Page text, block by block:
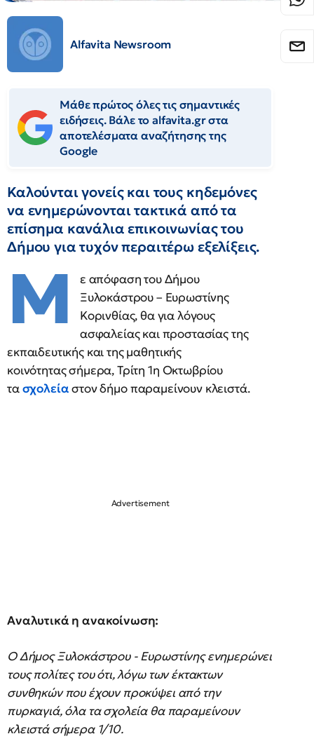
Alfavita Newsroom
Μάθε πρώτος όλες τις σημαντικές
ειδήσεις. Βάλε το alfavita.gr στα
αποτελέσματα αναζήτησης της
Google
Καλούνται γονείς και τους κηδεμόνες
να ενημερώνονται τακτικά από τα
επίσημα κανάλια επικοινωνίας του
Δήμου για τυχόν περαιτέρω εξελίξεις.
M
ε απόφαση του Δήμου
Ξυλοκάστρου – Ευρωστίνης
Κορινθίας, θα για λόγους
ασφαλείας και προστασίας της
εκπαιδευτικής και της μαθητικής
κοινότητας σήμερα, Τρίτη 1η Οκτωβρίου
τασχολείαστον δήμο παραμείνουν κλειστά.
Αναλυτικά η ανακοίνωση:
Ο Δήμος Ξυλοκάστρου - Ευρωστίνης ενημερώνει
τους πολίτες του ότι, λόγω των έκτακτων
συνθηκών που έχουν προκύψει από την
πυρκαγιά, όλα τα σχολεία θα παραμείνουν
κλειστά σήμερα 1/10.